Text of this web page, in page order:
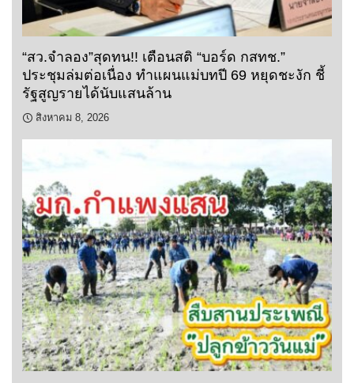
“สว.จำลอง”สุดทน!! เตือนสติ “บอร์ด กสทช.”
ประชุมล่มต่อเนื่อง ทำแผนแม่บทปี 69 หยุดชะงัก ชี้
รัฐสูญรายได้นับแสนล้าน
สิงหาคม 8, 2026